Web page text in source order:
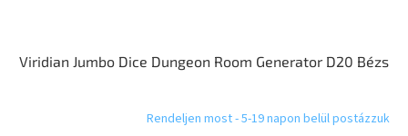
Viridian Jumbo Dice Dungeon Room Generator D20 Bézs
Rendeljen most - 5-19 napon belül postázzuk